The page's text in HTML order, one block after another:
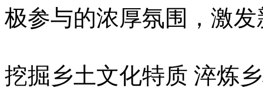
极参与的浓厚氛围，激
挖掘乡土文化特质 淬炼